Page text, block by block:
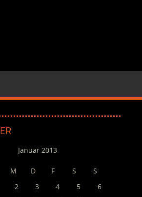
Januar 2013
M D F S
S
2 3 4 5
6